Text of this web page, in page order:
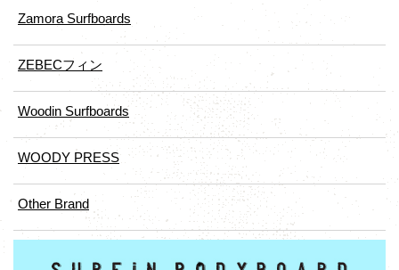
Zamora Surfboards
ZEBECフィン
Woodin Surfboards
WOODY PRESS
Other Brand